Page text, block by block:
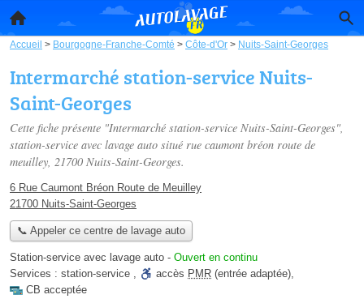
Accueil > Bourgogne-Franche-Comté > Côte-d'Or > Nuits-Saint-Georges
Intermarché station-service Nuits-
Saint-Georges
Cette fiche présente "Intermarché station-service Nuits-Saint-Georges",
station-service avec lavage auto situé rue caumont bréon route de
meuilley, 21700 Nuits-Saint-Georges.
6 Rue Caumont Bréon Route de Meuilley
21700 Nuits-Saint-Georges
📞 Appeler ce centre de lavage auto
Station-service avec lavage auto - Ouvert en continu
Services : station-service , accès PMR (entrée adaptée),
CB acceptée